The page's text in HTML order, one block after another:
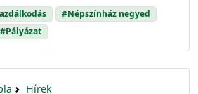
#Népszínház negyed
#Pályázat
Hírek